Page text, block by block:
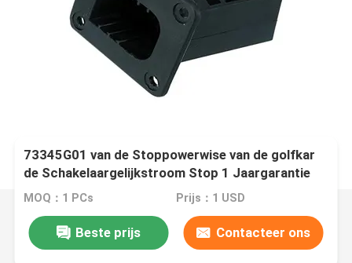
73345G01 van de Stoppowerwise van de golfkar
de Schakelaargelijkstroom Stop 1 Jaargarantie
MOQ：1 PCs Prijs：1 USD
Beste prijs Contacteer ons